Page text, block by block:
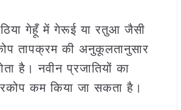
गेहूँ में गेरूई या रतुआ जैसी
तापक्रम की अनुकूलतानुसार
है। नवीन प्रजातियों का
कम किया जा सकता है।